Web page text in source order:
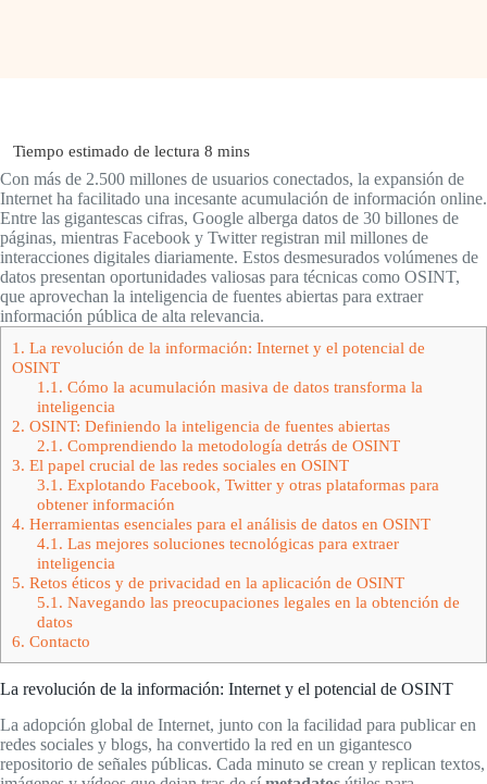
Con más de 2.500 millones de usuarios conectados, la expansión de
Internet ha facilitado una incesante acumulación de información online.
Entre las gigantescas cifras, Google alberga datos de 30 billones de
páginas, mientras Facebook y Twitter registran mil millones de
interacciones digitales diariamente. Estos desmesurados volúmenes de
datos presentan oportunidades valiosas para técnicas como OSINT,
que aprovechan la inteligencia de fuentes abiertas para extraer
información pública de alta relevancia.
1. La revolución de la información: Internet y el potencial de
OSINT
1.1. Cómo la acumulación masiva de datos transforma la
inteligencia
2. OSINT: Definiendo la inteligencia de fuentes abiertas
2.1. Comprendiendo la metodología detrás de OSINT
3. El papel crucial de las redes sociales en OSINT
3.1. Explotando Facebook, Twitter y otras plataformas para
obtener información
4. Herramientas esenciales para el análisis de datos en OSINT
4.1. Las mejores soluciones tecnológicas para extraer
inteligencia
5. Retos éticos y de privacidad en la aplicación de OSINT
5.1. Navegando las preocupaciones legales en la obtención de
datos
6. Contacto
La revolución de la información: Internet y el potencial de OSINT
La adopción global de Internet, junto con la facilidad para publicar en
redes sociales y blogs, ha convertido la red en un gigantesco
repositorio de señales públicas. Cada minuto se crean y replican textos,